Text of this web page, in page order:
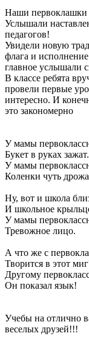
Наши первоклашки
Услышали
педагогов!
Увидели новую
флага и
главное услышали
В классе ребята
провели первые
интересно. И
это закономерно
У мамы
Букет в руках зажат.
У мамы
Коленки чуть
Ну, вот и школа
И школьное
У мамы
Тревожное лицо.
А что же с
Творится в этот
Другому
Он показал язык!
Учебы на отлично
веселых друзей!!!